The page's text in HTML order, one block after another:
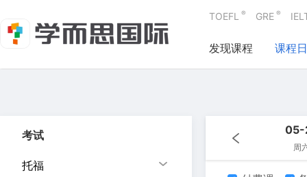
TOEFL ® GRE ®
发现课程 课程
考试
托福
05-
周